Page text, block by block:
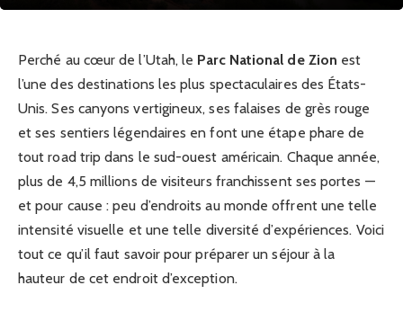
Perché au cœur de l’Utah, le Parc National de Zion est
l’une des destinations les plus spectaculaires des États-
Unis. Ses canyons vertigineux, ses falaises de grès rouge
et ses sentiers légendaires en font une étape phare de
tout road trip dans le sud-ouest américain. Chaque année,
plus de 4,5 millions de visiteurs franchissent ses portes —
et pour cause : peu d’endroits au monde offrent une telle
intensité visuelle et une telle diversité d’expériences. Voici
tout ce qu’il faut savoir pour préparer un séjour à la
hauteur de cet endroit d’exception.